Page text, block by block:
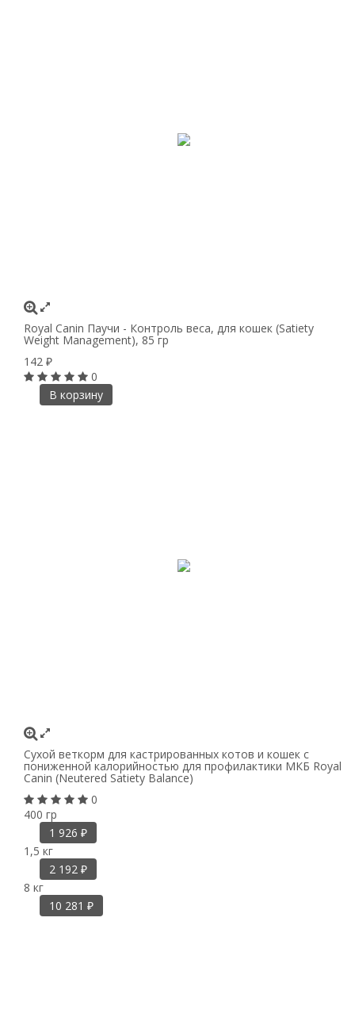
Royal Canin Паучи - Контроль веса, для кошек (Satiety
Weight Management), 85 гр
142 ₽
0
В корзину
Сухой веткорм для кастрированных котов и кошек с
пониженной калорийностью для профилактики МКБ Royal
Canin (Neutered Satiety Balance)
0
400 гр
1 926 ₽
1,5 кг
2 192 ₽
8 кг
10 281 ₽